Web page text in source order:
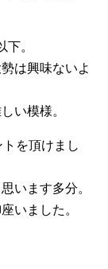
。
は興味ないよ
い模様。
を頂けまし
います多分。
いました。